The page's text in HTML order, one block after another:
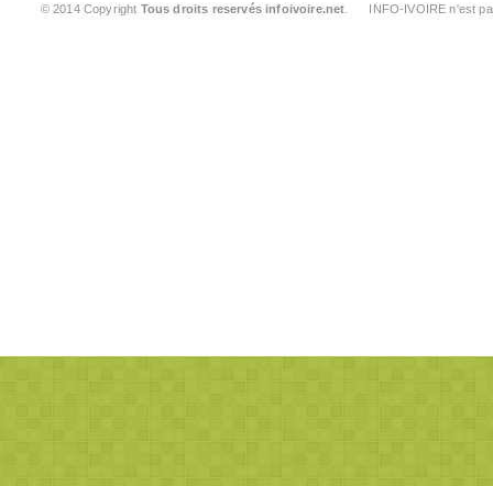
© 2014 Copyright Tous droits reservés infoivoire.net . INFO-IVOIRE n'est